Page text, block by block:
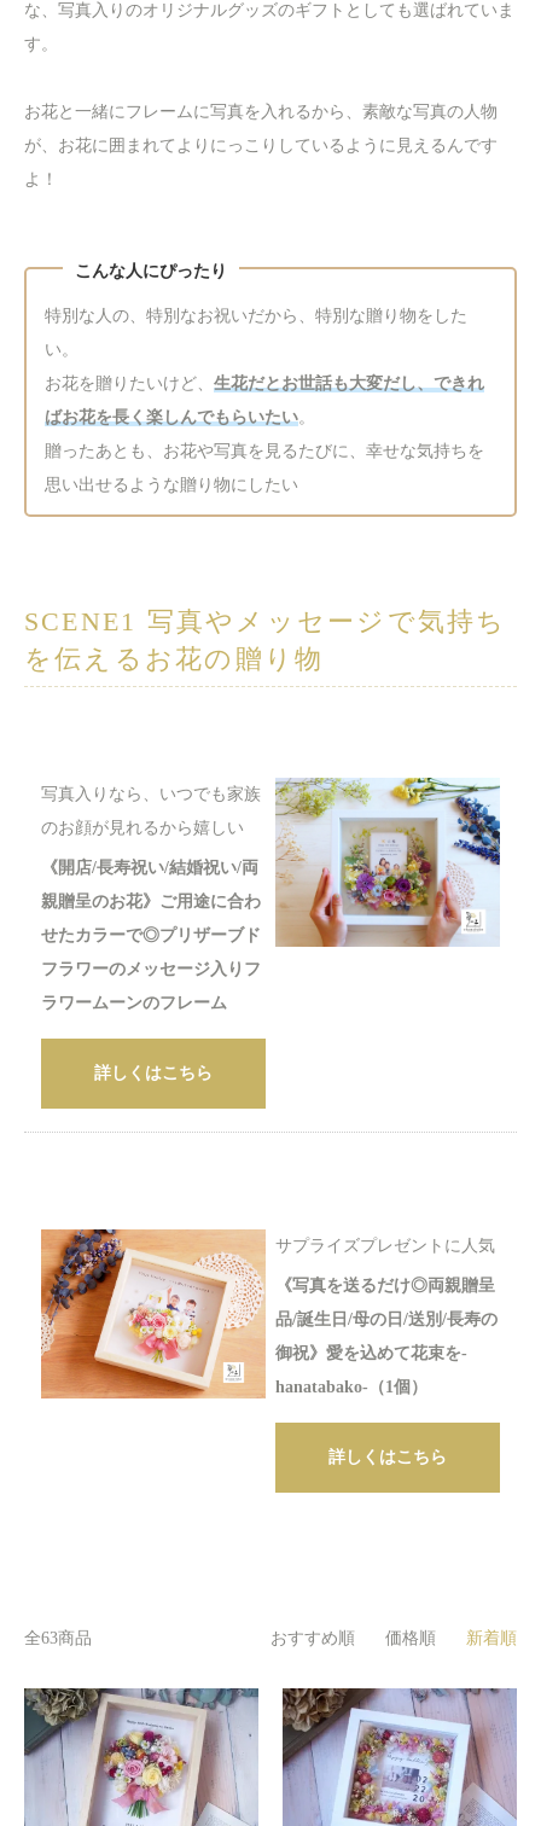
な、写真入りのオリジナルグッズのギフトとしても選ばれていま
す。
お花と一緒にフレームに写真を入れるから、素敵な写真の人物
が、お花に囲まれてよりにっこりしているように見えるんです
よ！
特別な人の、特別なお祝いだから、特別な贈り物をした
い。
お花を贈りたいけど、 生花だとお世話も大変だし、できれ
ばお花を長く楽しんでもらいたい。
贈ったあとも、お花や写真を見るたびに、幸せな気持ちを
思い出せるような贈り物にしたい
SCENE1 写真やメッセージで気持ち
を伝えるお花の贈り物
写真入りなら、いつでも家族
のお顔が見れるから嬉しい
《開店/長寿祝い/結婚祝い/両
親贈呈のお花》ご用途に合わ
せたカラーで◎プリザーブド
フラワーのメッセージ入りフ
ラワームーンのフレーム
詳しくはこちら
サプライズプレゼントに人気
《写真を送るだけ◎両親贈呈
品/誕生日/母の日/送別/長寿の
御祝》愛を込めて花束を-
hanatabako-（1個）
詳しくはこちら
全63商品 おすすめ順 価格順 新着順